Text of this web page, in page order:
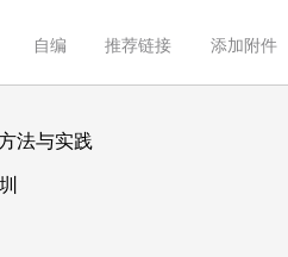
自编 推荐链接 添加附件
法与实践